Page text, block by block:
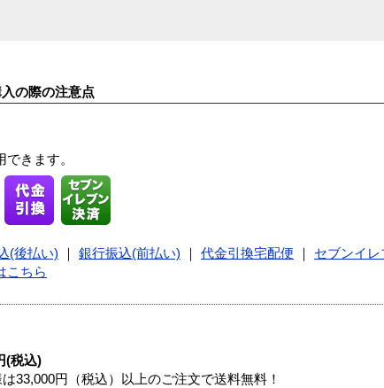
の際の注意点
きます。
(後払い) 銀行振込(前払い) 代金引換宅配便
セブンイ
こちら
(税込)
33,000円（税込）以上のご注文で送料無料！